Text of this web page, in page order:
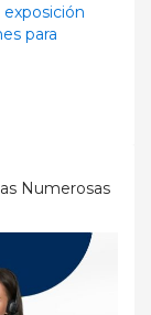
exposición
para
Numerosas